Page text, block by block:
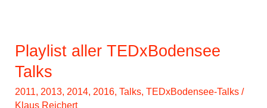
Playlist aller TEDxBodensee
Talks
2011, 2013, 2014, 2016,Talks,TEDxBodensee-Talks /
Klaus Reichert